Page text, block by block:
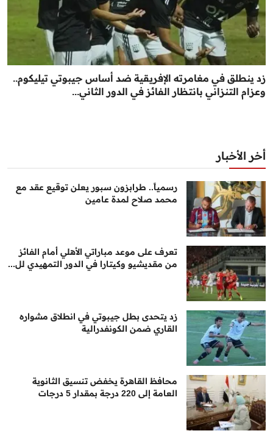
زد ينطلق في مغامرته الإفريقية ضد أساس جيبوتي تيليكوم..
وعزام التنزاني بانتظار الفائز في الدور الثاني...
أخر الأخبار
رسمياً.. طرابزون سبور يعلن توقيع عقد مع
محمد صلاح لمدة عامين
تعرف على موعد مباراتي الأهلي أمام الفائز
من مقديشيو وكيتارا في الدور التمهيدي لل...
زد يتحدى بطل جيبوتي في انطلاق مشواره
القاري ضمن الكونفدرالية
محافظ القاهرة يخفض تنسيق الثانوية
العامة إلى 220 درجة بمقدار 5 درجات